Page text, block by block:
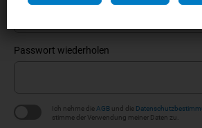
Passwort wiederholen
Ich nehme die AGB und die
stimme der Verwendung meiner Daten zu.